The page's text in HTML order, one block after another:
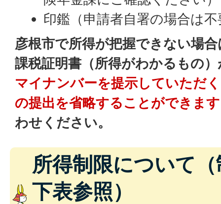
印鑑（申請者自署の場合は不
彦根市で所得が把握できない場
課税証明書（所得がわかるもの
マイナンバーを提示していただ
の提出を省略することができます
わせください。
所得制限について
下表参照）